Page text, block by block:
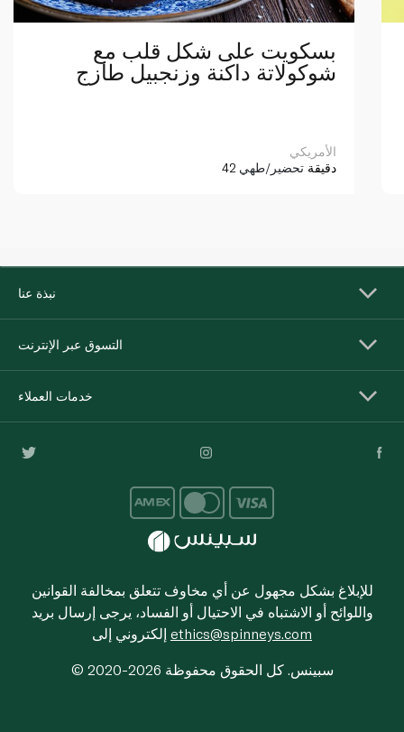
بسكويت على شكل قلب مع
شوكولاتة داكنة وزنجبيل طازج
الأمريكي
42 دقيقة تحضير/طهي
نبذة عنا
التسوق عبر الإنترنت
خدمات العملاء
للإبلاغ بشكل مجهول عن أي مخاوف تتعلق بمخالفة القوانين
واللوائح أو الاشتباه في الاحتيال أو الفساد، يرجى إرسال بريد
ethics@spinneys.com
© 2020-2026 سبينس. كل الحقوق محفوظة